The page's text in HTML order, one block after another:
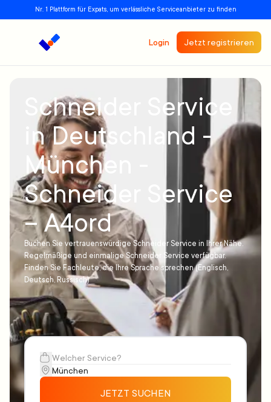
Nr. 1 Plattform für Expats, um verlässliche Serviceanbieter zu finden
Login Jetzt registrieren
Schneider Service
in Deutschland -
München -
Schneider Service
– A4ord
Buchen Sie vertrauenswürdige Schneider Service in Ihrer Nähe.
Regelmäßige und einmalige Schneider Service verfügbar.
Finden Sie Fachleute, die Ihre Sprache sprechen (Englisch,
Deutsch, Russisch)
JETZT SUCHEN